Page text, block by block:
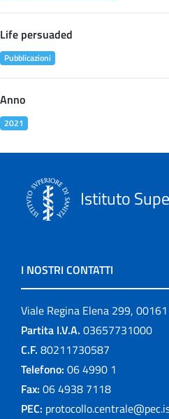
Life persuaded
Pubblicazioni
Anno
2021
Istituto
I NOSTRI CONTATTI
Viale Regina Elena 299,
Partita I.V.A. 03657731000
C.F. 80211730587
Telefono: 06 4990 1
Fax: 06 4938 7118
PEC: